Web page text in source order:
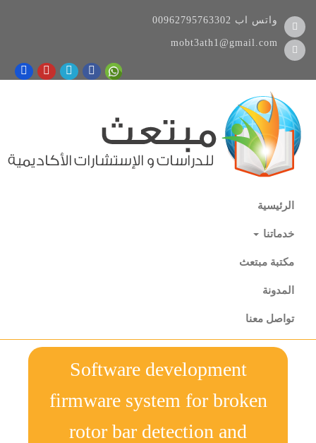
00962795763302 واتس اب
mobt3ath1@gmail.com
الرئيسية
خدماتنا
مكتبة مبتعث
المدونة
تواصل معنا
Software development
firmware system for broken
rotor bar detection and